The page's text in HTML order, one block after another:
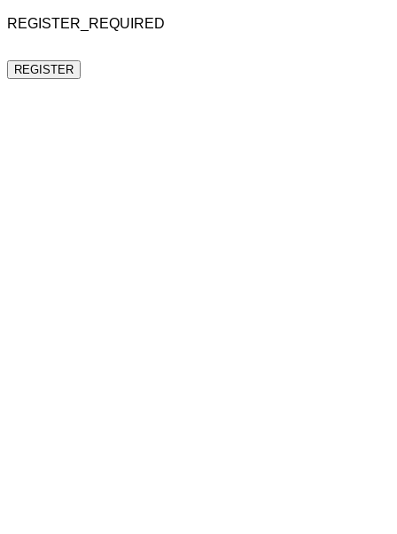
REGISTER_REQUIRED
REGISTER